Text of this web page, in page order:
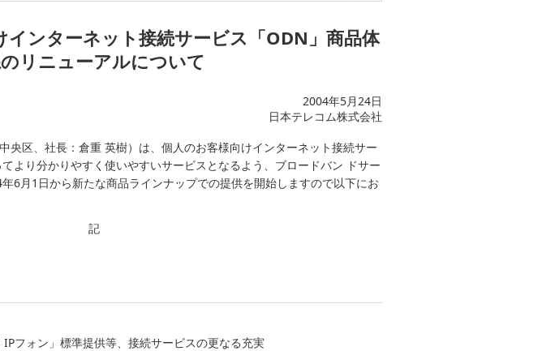
ンターネット接続サービス「ODN」商品体
リニューアルについて
2004年5月24日
日本テレコム株式会社
央区、社長：倉重 英樹）は、個人のお客様向けインターネット接続サー
より分かりやすく使いやすいサービスとなるよう、ブロードバン ドサー
6月1日から新たな商品ラインナップでの提供を開始しますので以下にお
記
フォン」標準提供等、接続サービスの更なる充実